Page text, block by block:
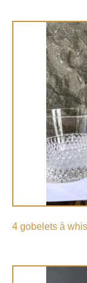
4 gobelets à